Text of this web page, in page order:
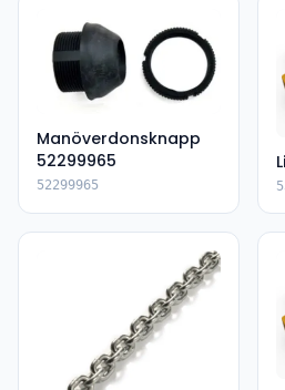
Manöverdonsknapp
52299965
52299965